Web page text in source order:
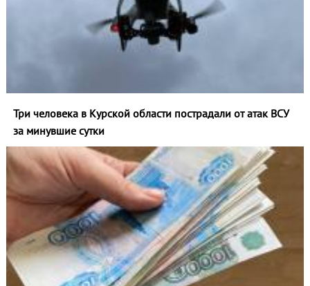
Три человека в Курской области пострадали от атак ВСУ
за минувшие сутки